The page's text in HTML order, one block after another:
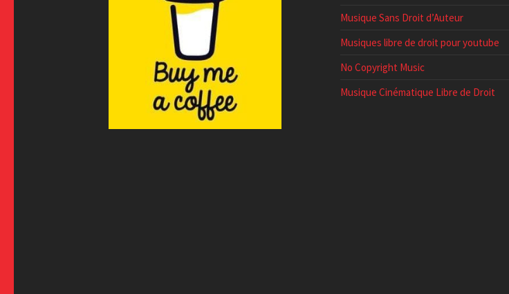
Musique Sans Droit d’Auteur
Musiques libre de droit pour youtube
No Copyright Music
Musique Cinématique Libre de Droit